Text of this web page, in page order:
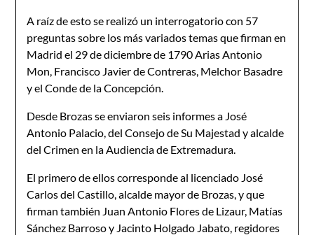
A raíz de esto se realizó un interrogatorio con 57
preguntas sobre los más variados temas que firman en
Madrid el 29 de diciem­bre de 1790 Arias Antonio
Mon, Francisco Javier de Contreras, Melchor Basadre
y el Conde de la Concepción.
Desde Brozas se enviaron seis informes a José
Antonio Palacio, del Consejo de Su Majestad y alcalde
del Crimen en la Audiencia de Extremadura.
El primero de ellos corresponde al licenciado José
Carlos del Castillo, alcalde mayor de Brozas, y que
firman también Juan An­tonio Flores de Lizaur, Matías
Sánchez Barroso y Jacinto Holgado Jabato, regidores